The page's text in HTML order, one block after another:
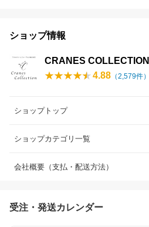
ショップ情報
CRANES
4.88 （2,579件）
ショップトップ
ショップカテゴリ一覧
会社概要（支払・配送方法）
受注・発送カレンダー